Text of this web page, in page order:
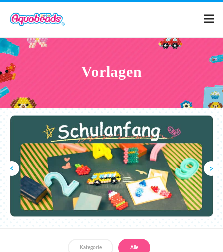
Was sind Aquabeads?
Filme
FAQ
Vorlagen
Kategorie Alle